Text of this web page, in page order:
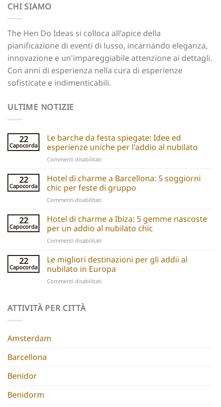
CHI SIAMO
The Hen Do Ideas si colloca all'apice della
pianificazione di eventi di lusso, incarnando eleganza,
innovazione e un'impareggiabile attenzione ai dettagli.
Con anni di esperienza nella cura di esperienze
sofisticate e indimenticabili.
ULTIME NOTIZIE
22
Capocorda
Le barche da festa spiegate: Idee ed
esperienze uniche per l'addio al nubilato
Commenti disabilitati
boats
explained:
Unique
ideas
and
22
Capocorda
Hotel di charme a Barcellona: 5 soggiorni
chic per feste di gruppo
Commenti disabilitati
Boutique
Hotels:
5
for
Group
Parties
22
Capocorda
Hotel di charme a Ibiza: 5 gemme nascoste
per un addio al nubilato chic
Commenti disabilitati
Boutique
Hotels:
5
22
Capocorda
Le migliori destinazioni per gli addii al
nubilato in Europa
Commenti disabilitati
ATTIVITÀ PER CITTÀ
Amsterdam
Barcellona
Benidor
Benidorm